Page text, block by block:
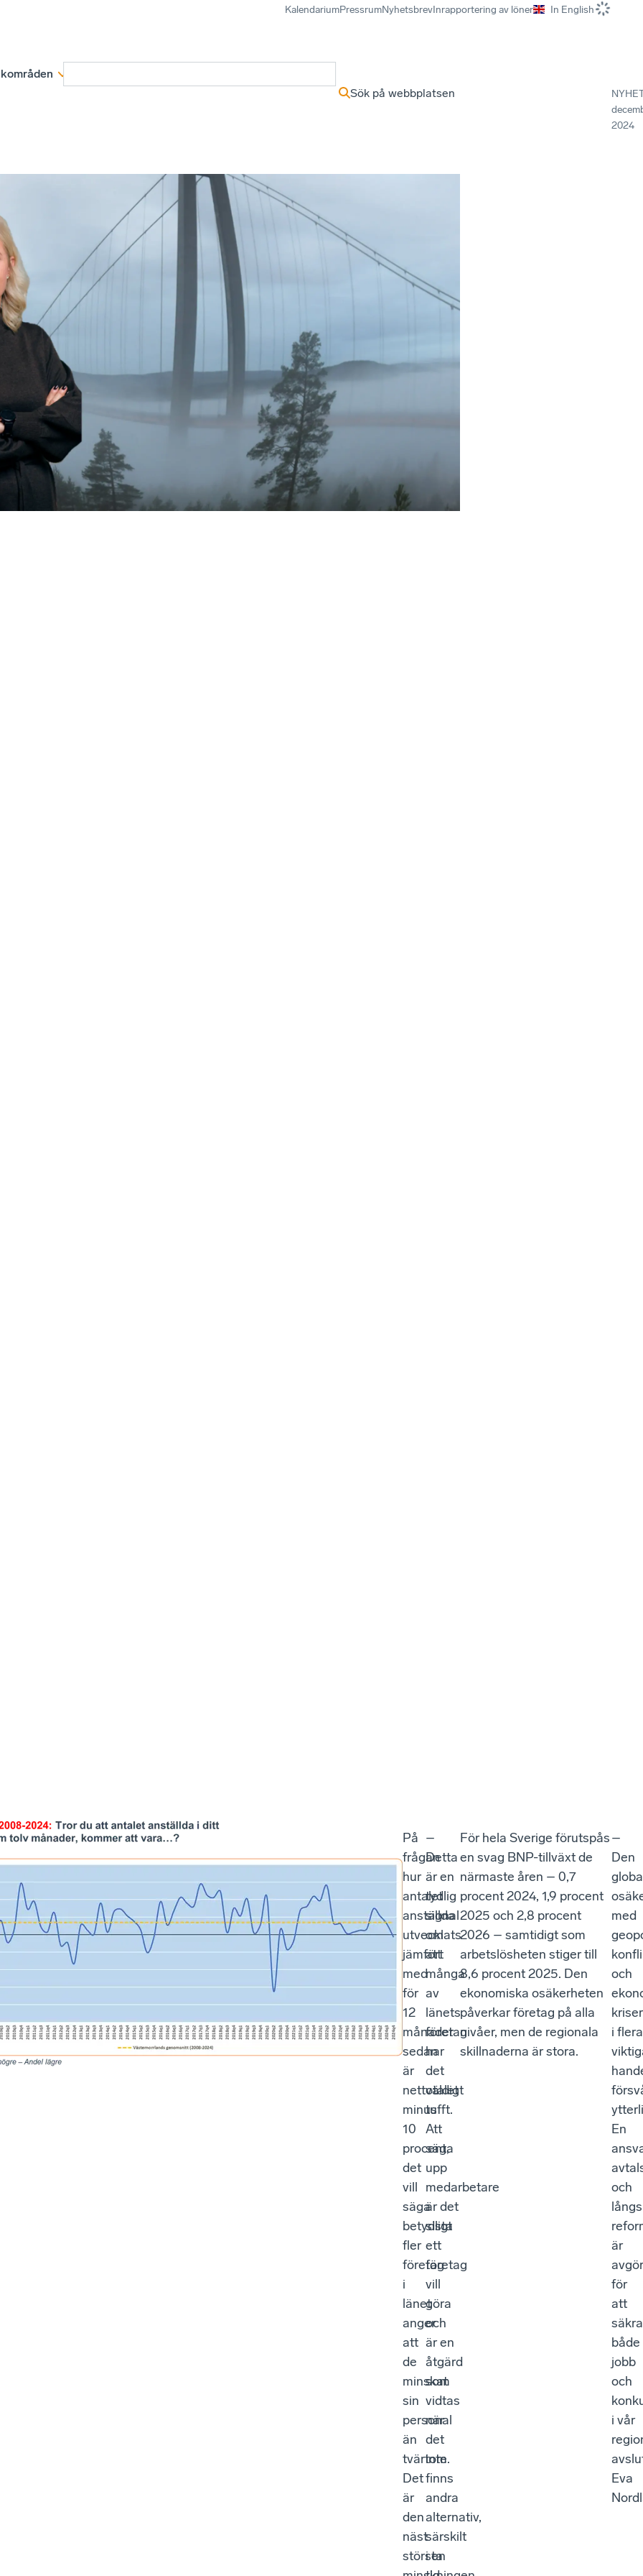
KalendariumPressrumNyhetsbrevInrapportering av löner In English
Sök på webbplatsen
2024
På
frågan
hur
antalet
anställda
utvecklats
jämfört
med
för
12
månader
sedan
är
nettotalet
minus
10
procent,
det
vill
säga
betydligt
fler
företag
i
länet
anger
att
de
minskat
sin
personal
än
tvärtom.
Det
är
den
näst
största
–
Detta
är en
tydlig
signal
om
att
många
av
länets
företag
har
det
väldigt
tufft.
Att
säga
upp
medarbetare
är det
sista
ett
företag
vill
göra
och
är en
åtgärd
som
vidtas
när
det
inte
finns
andra
alternativ,
särskilt
i en
För hela Sverige förutspås
en svag BNP-tillväxt de
närmaste åren – 0,7
procent 2024, 1,9 procent
2025 och 2,8 procent
2026 – samtidigt som
arbetslösheten stiger till
8,6 procent 2025. Den
ekonomiska osäkerheten
påverkar företag på alla
nivåer, men de regionala
skillnaderna är stora.
–
Den
med
och
kriser
i flera
En
och
är
för
att
säkra
både
jobb
och
i vår
Eva